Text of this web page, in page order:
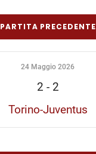
PARTITA PRECEDENTE
24 Maggio 2026
2 - 2
Torino-Juventus